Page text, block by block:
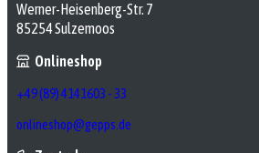
Werner-Heisenberg-Str. 7
85254 Sulzemoos
Onlineshop
+49 (89) 4141603 - 33
onlineshop@gepps.de